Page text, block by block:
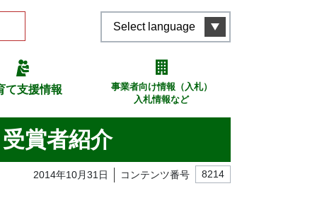
Select language
て支援情報
事業者向け情報（入札）
入札情報など
賞者紹介
2014年10月31日 コンテンツ番号 8214